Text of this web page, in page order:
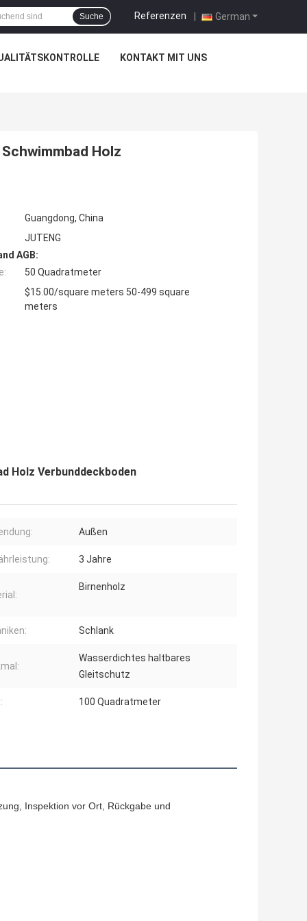
German
Referenzen |
Suche
KONTAKT MIT UNS
Holz
Guangdong, China
JUTENG
AGB:
50 Quadratmeter
$15.00/square meters 50-499 square
meters
Holz Verbunddeckboden
Außen
3 Jahre
Birnenholz
Schlank
Wasserdichtes haltbares
Gleitschutz
100 Quadratmeter
Inspektion vor Ort, Rückgabe und